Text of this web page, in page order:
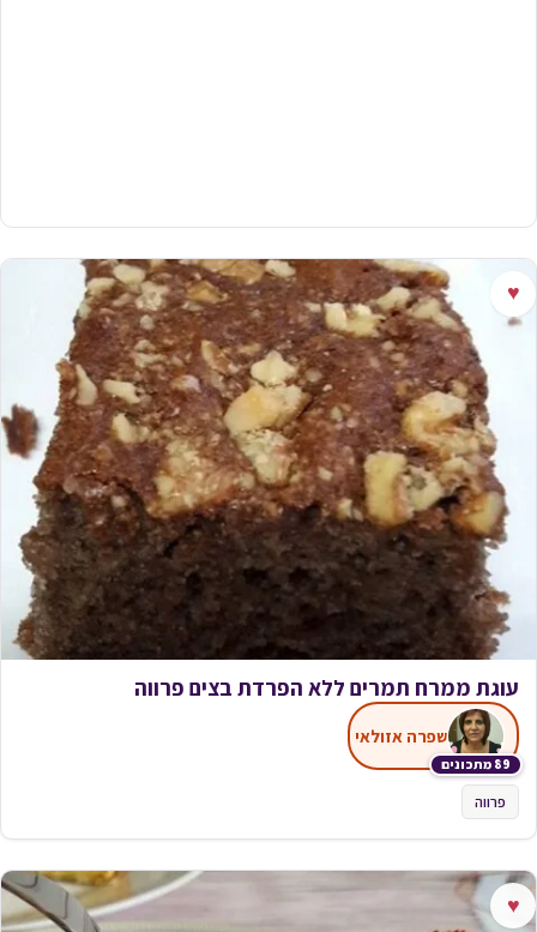
♥
עוגת ממרח תמרים ללא הפרדת בצים פרווה
89 מתכונים
שפרה אזולאי
פרווה
♥